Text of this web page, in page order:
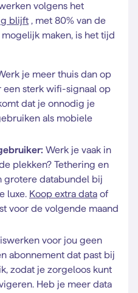
volgens het
blijft , met 80% van de
maken, is het tijd
je meer thuis dan op
een sterk wifi-signaal op
dat je onnodig je
als mobiele
Werk je vaak in
plekken? Tethering en
grotere databundel bij
luxe. Koop extra data of
voor de volgende maand
voor jou geen
abonnement dat past bij
zodat je zorgeloos kunt
Heb je meer data